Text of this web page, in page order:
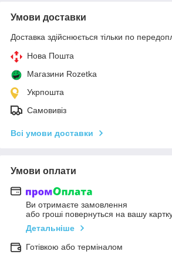
Умови доставки
Доставка здійснюється тільки по
Нова Пошта
Магазини Rozetka
Укрпошта
Самовивіз
Всі умови доставки
Умови оплати
Ви отримаєте замовлення
або гроші повернуться на вашу
Детальніше
Готівкою або терміналом